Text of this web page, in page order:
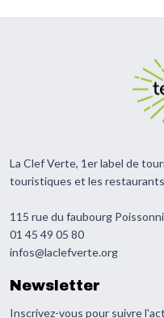
La Clef Verte, 1er label de
touristiques et les
115 rue du faubourg
01 45 49 05 80
infos@laclefverte.org
Newsletter
Inscrivez-vous pour suivre